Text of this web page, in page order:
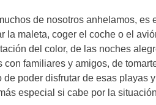
de nosotros anhelamos, es
la maleta, coger el coche o el
del color, de las noches
con familiares y amigos, de
poder disfrutar de esas playas
especial si cabe por la